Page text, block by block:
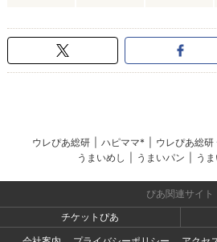
ウレぴあ総研 ハピママ* ウレぴあ総
うまいめし
うまいパン う
ぴあ関連サイト
チケットぴあ